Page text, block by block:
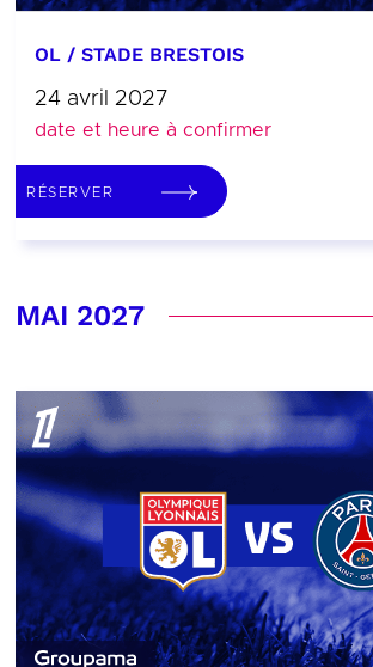
OL / STADE BRESTOIS
24 avril 2027
date et heure à confirmer
RÉSERVER
MAI 2027